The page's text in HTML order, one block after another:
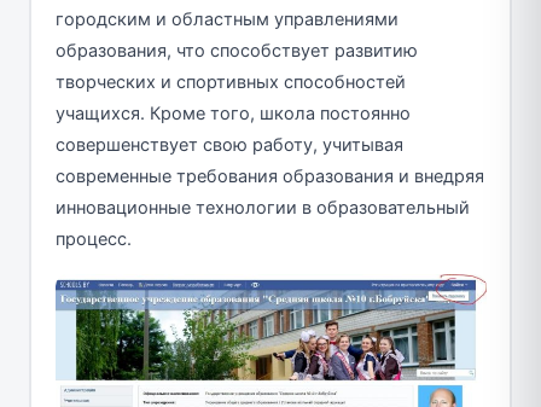
городским и областным управлениями
образования, что способствует развитию
творческих и спортивных способностей
учащихся. Кроме того, школа постоянно
совершенствует свою работу, учитывая
современные требования образования и внедряя
инновационные технологии в образовательный
процесс.